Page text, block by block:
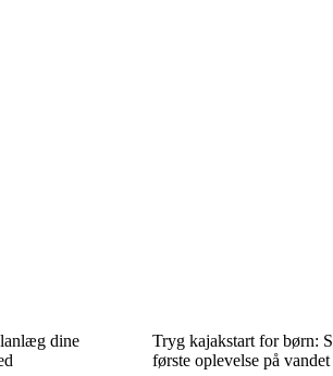
dine
Tryg kajakstart for børn:
første oplevelse på vandet